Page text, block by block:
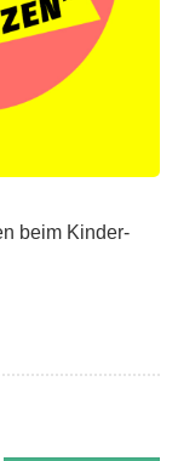
beim Kinder-